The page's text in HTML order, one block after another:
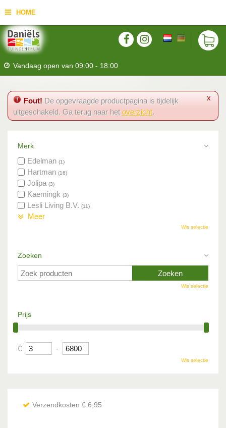
HOME
Vandaag open van 09:00 - 18:00
x
Fout! De opgevraagde productpagina is tijdelijk
uitgeschakeld. Ga terug naar hetoverzicht.
Merk
Edelman (1)
Hartman (16)
Jolipa (3)
Kaemingk (3)
Lesli Living B.V. (11)
Meer
Wis selectie
Zoeken
Wis selectie
Prijs
€ -
Wis selectie
Verzendkosten € 6,95